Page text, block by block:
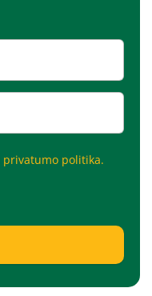
privatumo politika.